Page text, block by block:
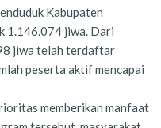
Kabupaten
1.146.074 jiwa. Dari
jiwa telah terdaftar
peserta aktif mencapai
memberikan manfaat